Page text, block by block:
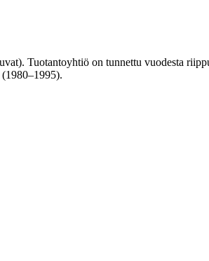
Tuotantoyhtiö on tunnettu vuodesta